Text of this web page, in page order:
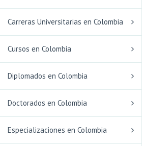
Carreras Universitarias en Colombia
Cursos en Colombia
Diplomados en Colombia
Doctorados en Colombia
Especializaciones en Colombia